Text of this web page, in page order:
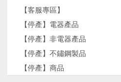
【客服專區】
【停產】電器產品
【停產】非電器產品
【停產】不鏽鋼製品
【停產】商品